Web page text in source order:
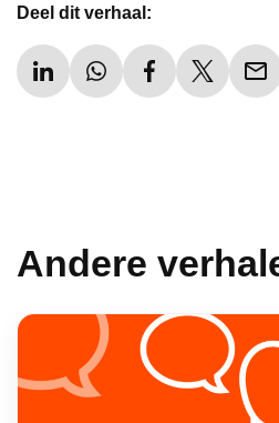
Deel dit verhaal:
Andere